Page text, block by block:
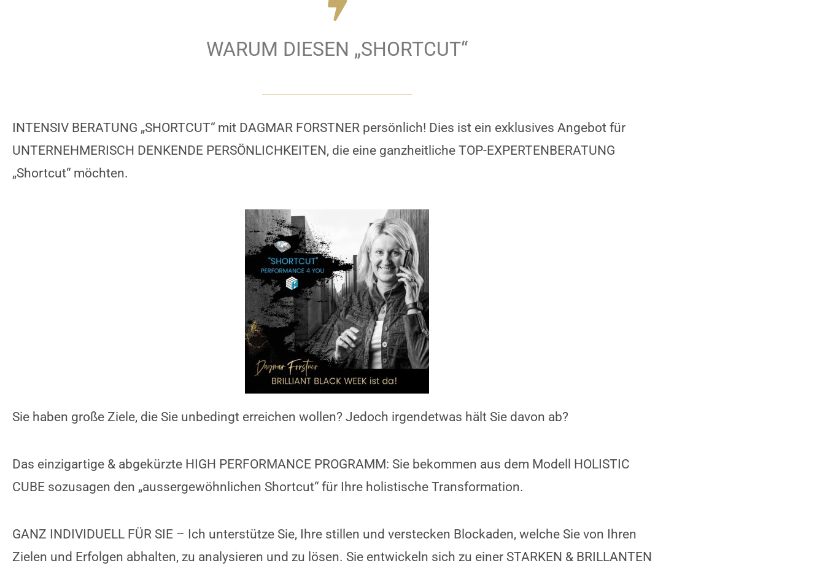
WARUM DIESEN „SHORTCUT“
INTENSIV BERATUNG „SHORTCUT“ mit DAGMAR FORSTNER persönlich! Dies ist ein exklusives Angebot für
UNTERNEHMERISCH DENKENDE PERSÖNLICHKEITEN, die eine ganzheitliche TOP-EXPERTENBERATUNG
„Shortcut“ möchten.
Sie haben große Ziele, die Sie unbedingt erreichen wollen? Jedoch irgendetwas hält Sie davon ab?
Das einzigartige & abgekürzte HIGH PERFORMANCE PROGRAMM: Sie bekommen aus dem Modell HOLISTIC
CUBE sozusagen den „aussergewöhnlichen Shortcut“ für Ihre holistische Transformation.
GANZ INDIVIDUELL FÜR SIE – Ich unterstütze Sie, Ihre stillen und verstecken Blockaden, welche Sie von Ihren
Zielen und Erfolgen abhalten, zu analysieren und zu lösen. Sie entwickeln sich zu einer STARKEN & BRILLANTEN